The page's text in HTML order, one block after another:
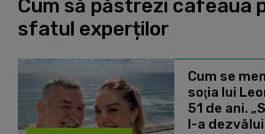
Cum să păstrezi cafeaua
sfatul experților
Cum se
soţia lui
51 de ani.
l-a